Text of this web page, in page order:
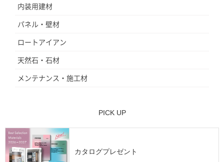
内装用建材
パネル・壁材
ロートアイアン
天然石・石材
メンテナンス・施工材
PICK UP
カタログプレゼント